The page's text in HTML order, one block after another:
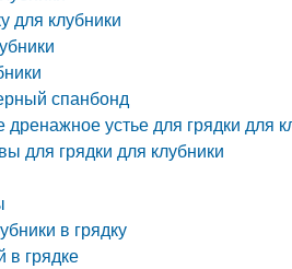
для клубники
спанбонд
дренажное устье для грядки для
для грядки для клубники
в грядку
в грядке